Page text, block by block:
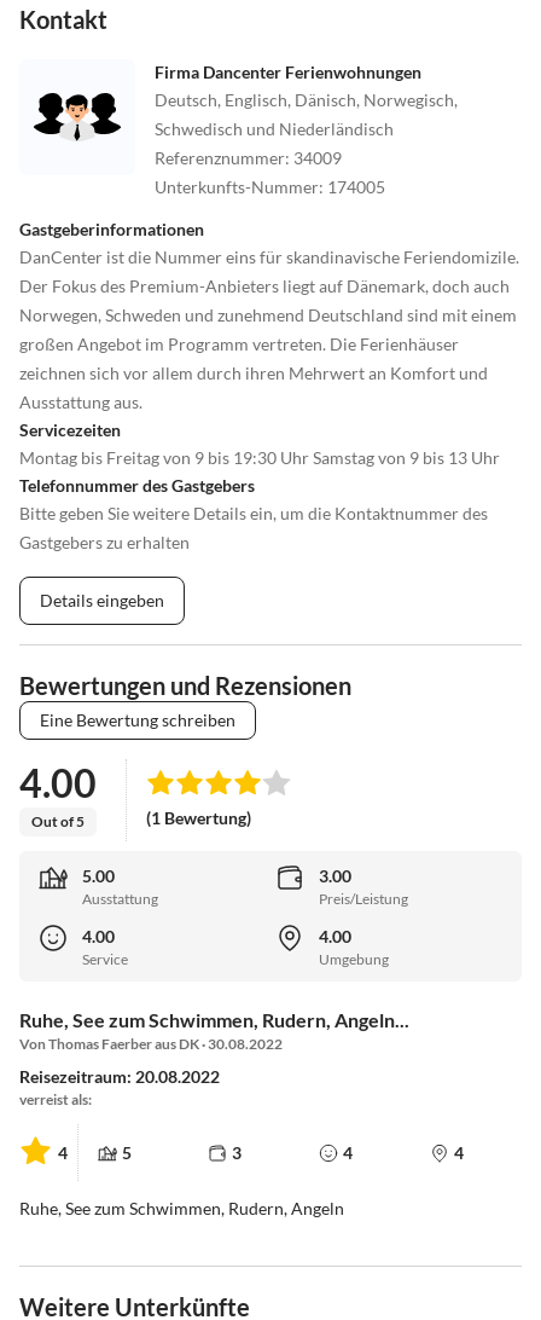
Kontakt
Firma Dancenter Ferienwohnungen
Deutsch, Englisch, Dänisch, Norwegisch,
Schwedisch und Niederländisch
Referenznummer: 34009
Unterkunfts-Nummer: 174005
Gastgeberinformationen
DanCenter ist die Nummer eins für skandinavische Feriendomizile.
Der Fokus des Premium-Anbieters liegt auf Dänemark, doch auch
Norwegen, Schweden und zunehmend Deutschland sind mit einem
großen Angebot im Programm vertreten. Die Ferienhäuser
zeichnen sich vor allem durch ihren Mehrwert an Komfort und
Ausstattung aus.
Servicezeiten
Montag bis Freitag von 9 bis 19:30 Uhr Samstag von 9 bis 13 Uhr
Telefonnummer des Gastgebers
Bitte geben Sie weitere Details ein, um die Kontaktnummer des
Gastgebers zu erhalten
Details eingeben
Bewertungen und Rezensionen
Eine Bewertung schreiben
4.00
Out of 5 (1 Bewertung)
5.00
Ausstattung
3.00
Preis/Leistung
4.00
Service
4.00
Umgebung
Ruhe, See zum Schwimmen, Rudern, Angeln...
Von Thomas Faerber aus DK · 30.08.2022
Reisezeitraum: 20.08.2022
verreist als:
4 5 3 4 4
Ruhe, See zum Schwimmen, Rudern, Angeln
Weitere Unterkünfte